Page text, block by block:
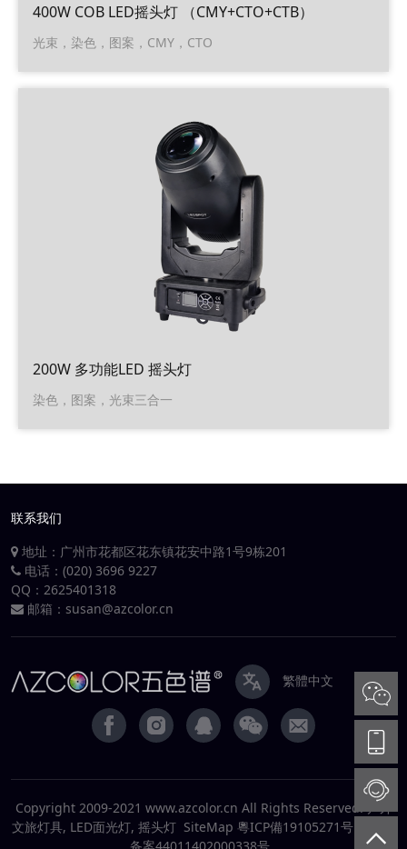
400W COB LED摇头灯 （CMY+CTO+CTB）
光束，染色，图案，CMY，CTO
200W 多功能LED 摇头灯
染色，图案，光束三合一
联系我们
地址：广州市花都区花东镇花安中路1号9栋201
电话：(020) 3696 9227
QQ： 2625401318
邮箱： susan@azcolor.cn
繁體中文
Copyright 2009-2021 www.azcolor.cn All Rights Reserved. 户外
文旅灯具, LED面光灯, 摇头灯 SiteMap 粵ICP備19105271号
备案44011402000338号